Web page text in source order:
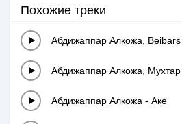
Похожие треки
Абдижаппар Алкожа,
Абдижаппар Алкожа, Мухтар
Абдижаппар Алкожа - Аке